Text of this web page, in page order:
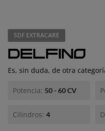
SDF EXTRACARE
DELFINO
Es, sin duda, de otra
Potencia: 50 - 60 CV
Cilindros: 4